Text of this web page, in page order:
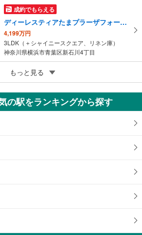
成約でもらえる
ディーレスティアたまプラーザフォースレジデンス
4,199万円
3LDK（＋シャイニースクエア、リネン庫）
神奈川県横浜市青葉区新石川4丁目
成約でもらえる
あざみ野団地325
3,990万円
3LDK
もっと見る
の駅をランキングから探す